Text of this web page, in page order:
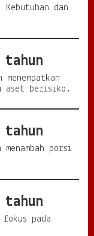
dan
aset berisiko.
porsi
pada